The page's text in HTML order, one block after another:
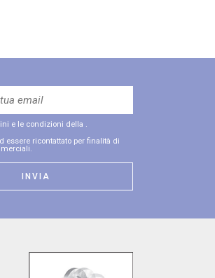
e le condizioni della
essere ricontattato per finalità di